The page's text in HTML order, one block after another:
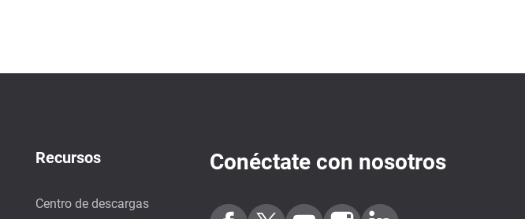
Recursos
Centro de descargas
Conéctate con nosotros